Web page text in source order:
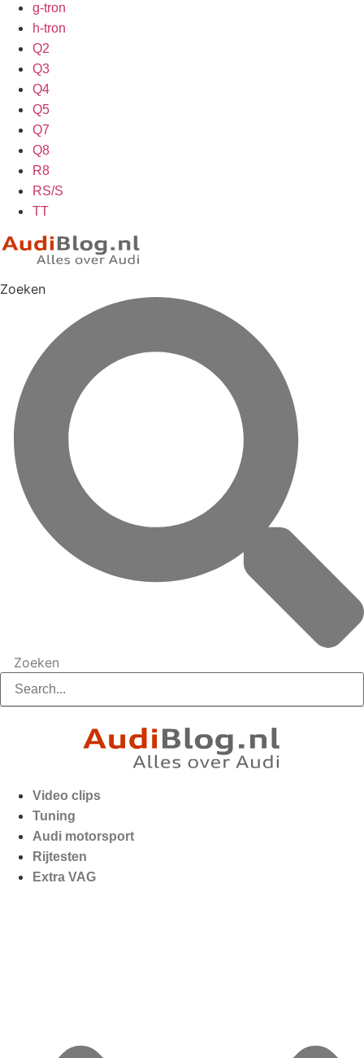
g-tron
h-tron
Q2
Q3
Q4
Q5
Q7
Q8
R8
RS/S
TT
Zoeken
Zoeken
Video clips
Tuning
Audi motorsport
Rijtesten
Extra VAG